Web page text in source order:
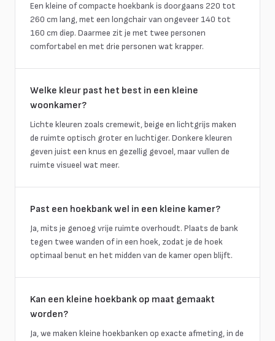
Een kleine of compacte hoekbank is doorgaans 220 tot
260 cm lang, met een longchair van ongeveer 140 tot
160 cm diep. Daarmee zit je met twee personen
comfortabel en met drie personen wat krapper.
Welke kleur past het best in een kleine
woonkamer?
Lichte kleuren zoals cremewit, beige en lichtgrijs maken
de ruimte optisch groter en luchtiger. Donkere kleuren
geven juist een knus en gezellig gevoel, maar vullen de
ruimte visueel wat meer.
Past een hoekbank wel in een kleine kamer?
Ja, mits je genoeg vrije ruimte overhoudt. Plaats de bank
tegen twee wanden of in een hoek, zodat je de hoek
optimaal benut en het midden van de kamer open blijft.
Kan een kleine hoekbank op maat gemaakt
worden?
Ja, we maken kleine hoekbanken op exacte afmeting, in de